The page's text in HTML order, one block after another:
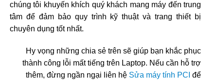
chúng tôi khuyến khích quý khách mang máy đến trung
tâm để đảm bảo quy trình kỹ thuật và trang thiết bị
chuyên dụng tốt nhất.
Hy vọng những chia sẻ trên sẽ giúp bạn khắc phục
thành công lỗi mất tiếng trên Laptop. Nếu cần hỗ trợ
thêm, đừng ngần ngại liên hệ Sửa máy tính PCI để